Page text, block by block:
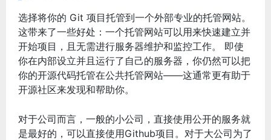
选择将你的 Git 项目托管到一个外部专业的托管网站。
这带来了一些好处：一个托管网站可以用来快速建立并
开始项目，且无需进行服务器维护和监控工作。 即使
你在内部设立并且运行了自己的服务器，你仍然可以把
你的开源代码托管在公共托管网站——这通常更有助于
开源社区来发现和帮助你。
对于公司而言，一般的小公司，直接使用公开的服务就
是最好的，可以直接使用Github项目。对于大公司为了